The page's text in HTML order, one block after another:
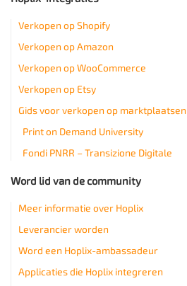
Verkopen op Shopify
Verkopen op Amazon
Verkopen op WooCommerce
Verkopen op Etsy
Gids voor verkopen op marktplaatsen
Print on Demand University
Fondi PNRR – Transizione Digitale
Word lid van de community
Meer informatie over Hoplix
Leverancier worden
Word een Hoplix-ambassadeur
Applicaties die Hoplix integreren